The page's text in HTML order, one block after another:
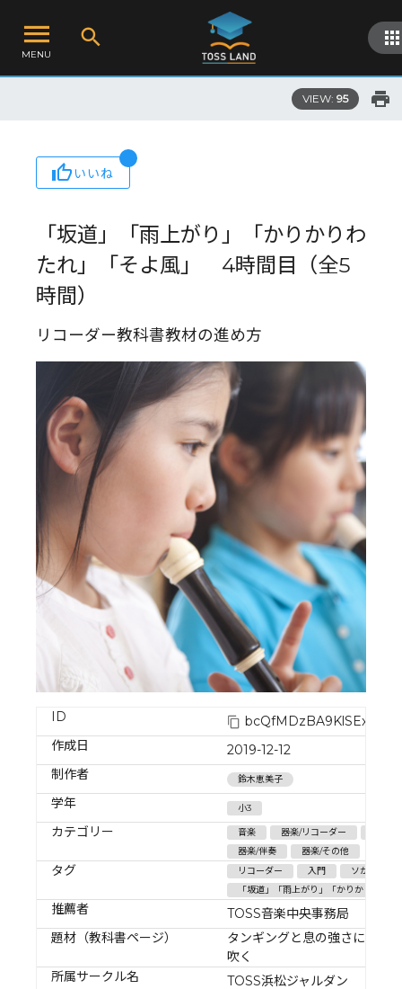
MENU
VIEW: 95
いいね
「坂道」「雨上がり」「かりかりわ
たれ」「そよ風」 4時間目（全5
時間）
リコーダー教科書教材の進め方
ID
作成日
2019-12-12
制作者
鈴木恵美子
学年 小3
カテゴリー 音楽 器楽/リコーダー
器楽/伴奏
器楽/その他
タグ リコーダー 入門
ソからシ
「坂道」「雨上がり」「かりかりわた
推薦者
TOSS音楽中央事務局
題材（教科書ページ）
タンギングと息の強さに気を
吹く
所属サークル名
TOSS浜松ジャルダン